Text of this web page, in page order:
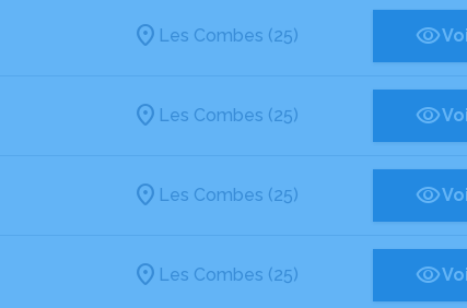
Les Combes (25)
Les Combes (25)
Les Combes (25)
Les Combes (25)